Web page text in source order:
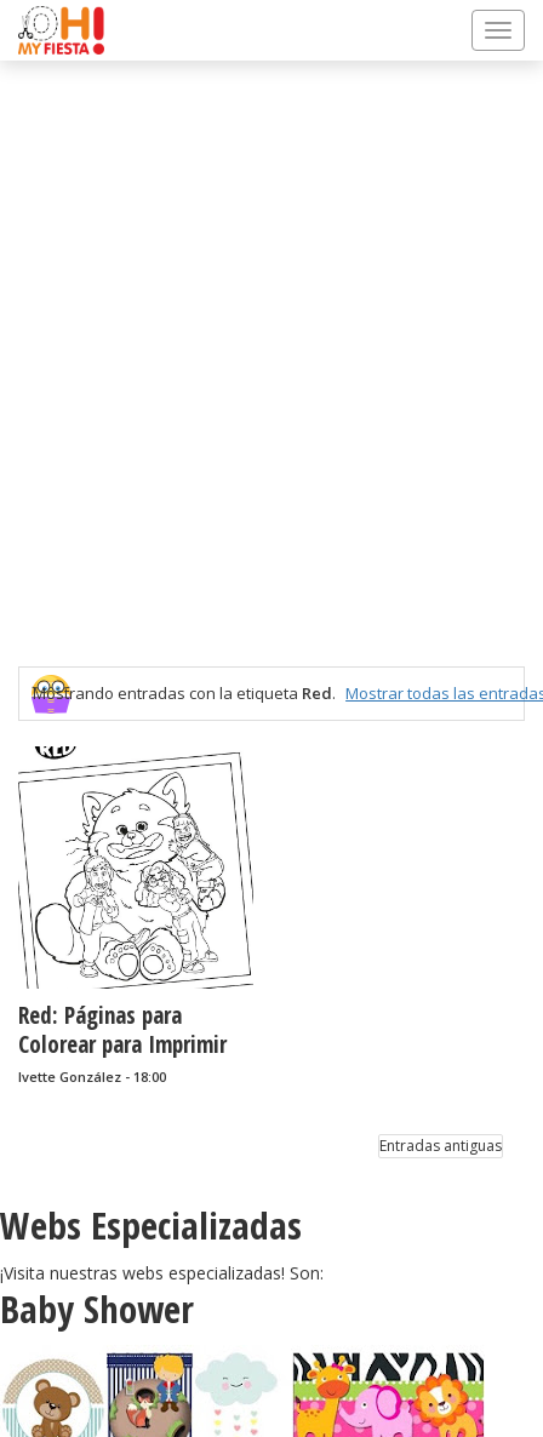
Mostrando entradas con la etiqueta Red. Mostrar todas las
Red: Páginas para
Colorear para Imprimir
Gratis.
Ivette González - 18:00
Entradas antiguas
Webs Especializadas
¡Visita nuestras webs especializadas! Son:
Baby Shower